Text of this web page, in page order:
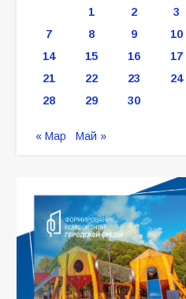
1 2 3
7
8 9 10
14
15 16 17
21
22 23 24
28
29 30
« Мар Май »